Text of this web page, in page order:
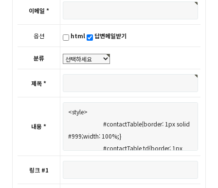
이메일 *
옵션 html 답변메일받기
분류
제목 *
내용 *
링크 #1